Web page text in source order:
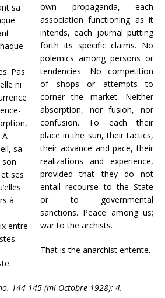
sa
Pas
ni
A
sa
ses
à
entre
own propaganda, each
association functioning as it
intends, each journal putting
forth its specific claims. No
polemics among persons or
tendencies. No competition
of shops or attempts to
corner the market. Neither
absorption, nor fusion, nor
confusion. To each their
place in the sun, their tactics,
their advance and pace, their
realizations and experience,
provided that they do not
entail recourse to the State
or to governmental
sanctions. Peace among us;
war to the archists.
That is the anarchist entente.
144-145 (mi-Octobre 1928): 4.